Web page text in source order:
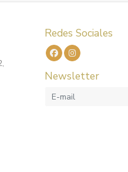
Redes Sociales
Newsletter